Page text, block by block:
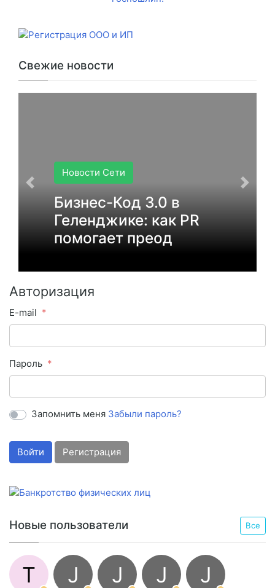
Свежие новости
Новости Сети
Бизнес-Код 3.0 в
Геленджике: как PR
помогает преод
Авторизация
E-mail
Пароль
Запомнить меня Забыли пароль?
Войти Регистрация
Новые пользователи Все
T J J J
J